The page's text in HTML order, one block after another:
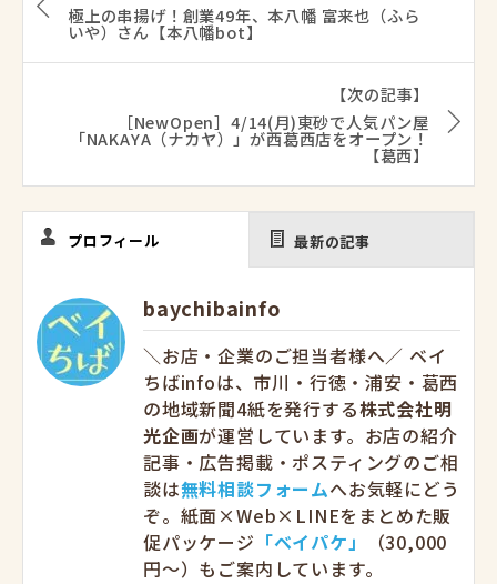
極上の串揚げ！創業49年、本八幡 富来也（ふら
いや）さん【本八幡bot】
【次の記事】
［NewOpen］4/14(月)東砂で人気パン屋
「NAKAYA（ナカヤ）」が西葛西店をオープン！
【葛西】
プロフィール 最新の記事
baychibainfo
＼お店・企業のご担当者様へ／ ベイ
ちばinfoは、市川・行徳・浦安・葛西
の地域新聞4紙を発行する株式会社明
光企画が運営しています。お店の紹介
記事・広告掲載・ポスティングのご相
談は無料相談フォームへお気軽にどう
ぞ。紙面×Web×LINEをまとめた販
促パッケージ 「ベイパケ」
（30,000
円〜）もご案内しています。